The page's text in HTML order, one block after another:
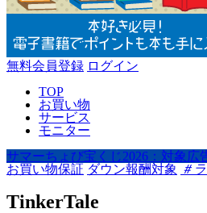
無料会員登録 ログイン
TOP
お買い物
サービス
モニター
サマーちょび宝くじ2026：対象広
お買い物保証 ダウン報酬対象 ＃
TinkerTale